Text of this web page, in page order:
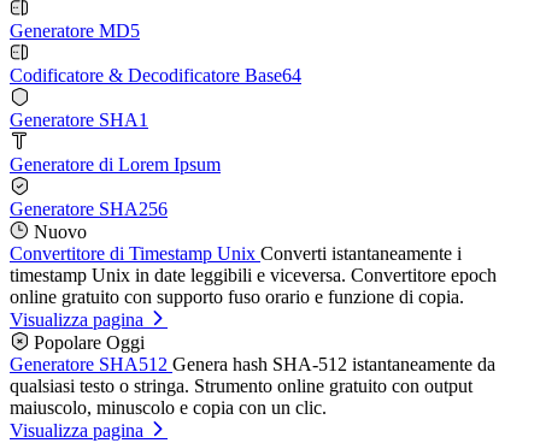
Generatore MD5
Codificatore & Decodificatore Base64
Generatore SHA1
Generatore di Lorem Ipsum
Generatore SHA256
Nuovo
Convertitore di Timestamp Unix Converti istantaneamente i
timestamp Unix in date leggibili e viceversa. Convertitore epoch
online gratuito con supporto fuso orario e funzione di copia.
Visualizza pagina
Popolare Oggi
Generatore SHA512 Genera hash SHA-512 istantaneamente da
qualsiasi testo o stringa. Strumento online gratuito con output
maiuscolo, minuscolo e copia con un clic.
Visualizza pagina